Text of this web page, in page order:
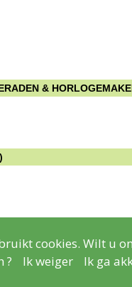
&
cookies. Wilt u
?
Ik weiger Ik ga